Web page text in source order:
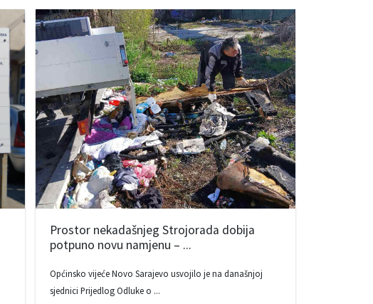
Prostor nekadašnjeg Strojorada dobija
potpuno novu namjenu – ...
Općinsko vijeće Novo Sarajevo usvojilo je na današnjoj
sjednici Prijedlog Odluke o ...